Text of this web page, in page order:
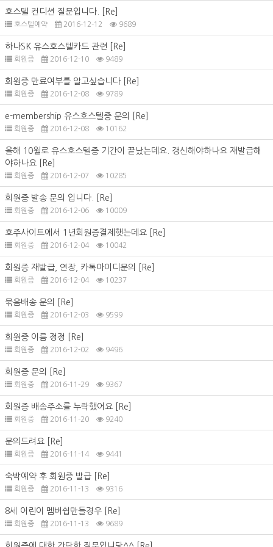
호스텔 컨디션 질문입니다. [Re]
호스텔예약 2016-12-12 9689
하나SK 유스호스텔카드 관련 [Re]
회원증 2016-12-10 9489
회원증 만료여부를 알고싶습니다 [Re]
회원증 2016-12-08 9789
e-membership 유스호스텔증 문의 [Re]
회원증 2016-12-08 10162
올해 10월로 유스호스텔증 기간이 끝났는데요. 갱신해야하나요 재발급해
야하나요
[Re]
회원증 2016-12-07 10285
회원증 발송 문의 입니다. [Re]
회원증 2016-12-06 10009
호주사이트에서 1년회원증결제햇는데요 [Re]
회원증 2016-12-04 10042
회원증 재발급, 연장, 카톡아이디문의 [Re]
회원증 2016-12-04 10237
묶음배송 문의 [Re]
회원증 2016-12-03 9599
회원증 이름 정정 [Re]
회원증 2016-12-02 9496
회원증 문의 [Re]
회원증 2016-11-29 9367
회원증 배송주소를 누락했어요 [Re]
회원증 2016-11-20 9240
문의드려요 [Re]
회원증 2016-11-14 9441
숙박예약 후 회원증 발급 [Re]
회원증 2016-11-13 9316
8세 어린이 멤버쉽만들경우 [Re]
회원증 2016-11-13 9689